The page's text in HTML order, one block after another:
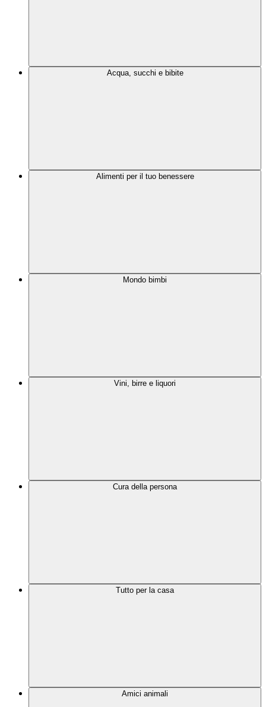
Acqua, succhi e bibite
Alimenti per il tuo benessere
Mondo bimbi
Vini, birre e liquori
Cura della persona
Tutto per la casa
Amici animali